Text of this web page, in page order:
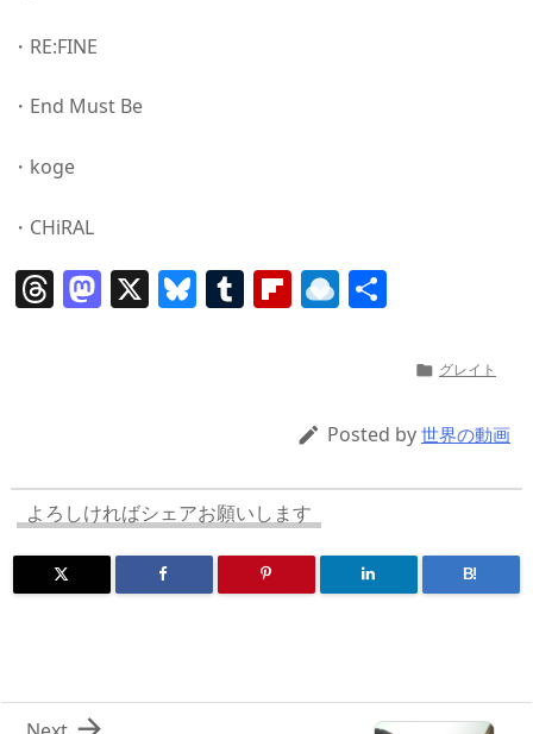
・RE:FINE
・End Must Be
・koge
・CHiRAL
T
s
M
o
n
X Bl T Fl
ar
d
R
ro
p.
 グレイト
 Posted by 世界の動画
よろしければシェアお願いします
B!